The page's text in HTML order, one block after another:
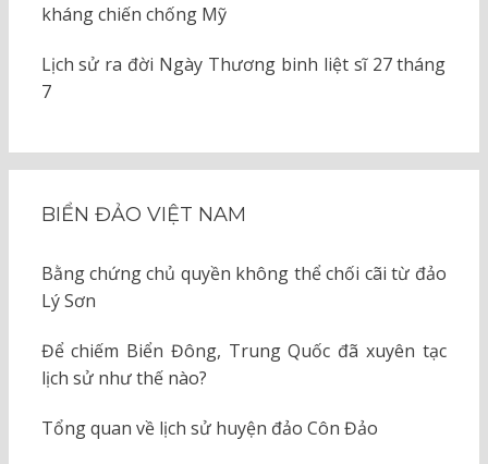
kháng chiến chống Mỹ
Lịch sử ra đời Ngày Thương binh liệt sĩ 27 tháng
7
BIỂN ĐẢO VIỆT NAM
Bằng chứng chủ quyền không thể chối cãi từ đảo
Lý Sơn
Để chiếm Biển Đông, Trung Quốc đã xuyên tạc
lịch sử như thế nào?
Tổng quan về lịch sử huyện đảo Côn Đảo